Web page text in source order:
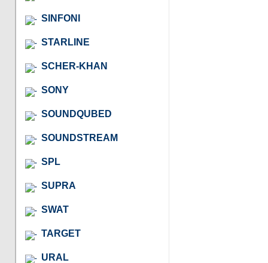
SINFONI
STARLINE
SCHER-KHAN
SONY
SOUNDQUBED
SOUNDSTREAM
SPL
SUPRA
SWAT
TARGET
URAL